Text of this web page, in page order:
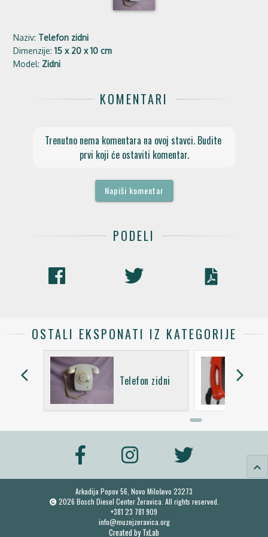
Naziv: Telefon zidni
Dimenzije:15 x 20 x 10 cm
Model: Zidni
KOMENTARI
Trenutno nema komentara na ovoj stavci. Budite
prvi koji će ostaviti komentar.
Napiši komentar
PODELI
OSTALI EKSPONATI IZ KATEGORIJE
arrow_back_ios Telefon zidni arrow_forward_ios
keyboard_arrow_up
Arkadija Popov 56, Novo Miloševo 23273
2026 Bosch Diesel Center Žeravica. All rights reserved.
+381 23 781 909
info@muzejzeravica.org
Created byTxLab